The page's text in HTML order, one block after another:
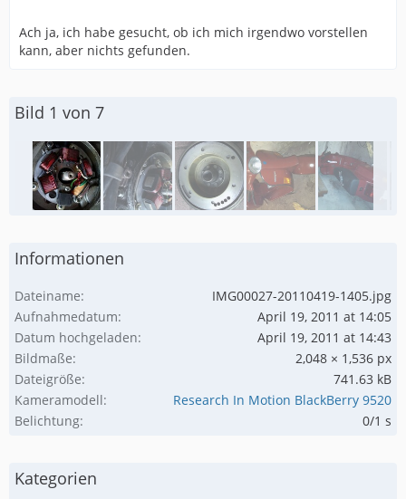
Ach ja, ich habe gesucht, ob ich mich irgendwo vorstellen
kann, aber nichts gefunden.
Bild 1 von 7
Informationen
Dateiname
IMG00027-20110419-1405.jpg
Aufnahmedatum
April 19, 2011 at 14:05
Datum hochgeladen
April 19, 2011 at 14:43
Bildmaße
2,048 × 1,536 px
Dateigröße
741.63 kB
Kameramodell
Research In Motion BlackBerry 9520
Belichtung
0/1 s
Kategorien